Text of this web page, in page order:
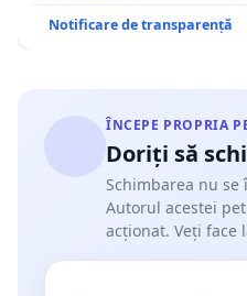
Notificare de transparență
ÎNCEPE PROPRIA
Doriți să
Schimbarea nu
Autorul acestei
acționat. Veți face